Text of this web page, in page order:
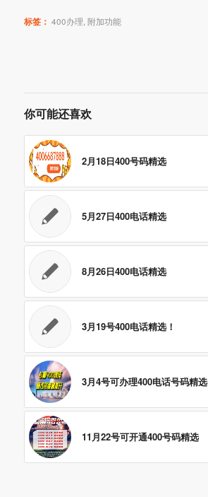
标签： 400办理,附加功能
你可能还喜欢
2月18日400号码精选
5月27日400电话精选
8月26日400电话精选
3月19号400电话精选！
3月4号可办理400电话号码精选
11月22号可开通400号码精选